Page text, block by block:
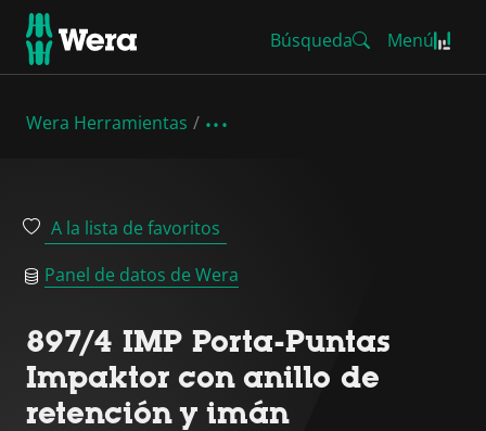
Búsqueda Menú
Wera Herramientas
A la lista de favoritos
Panel de datos de Wera
897/4 IMP Porta-Puntas
Impaktor con anillo de
retención y imán